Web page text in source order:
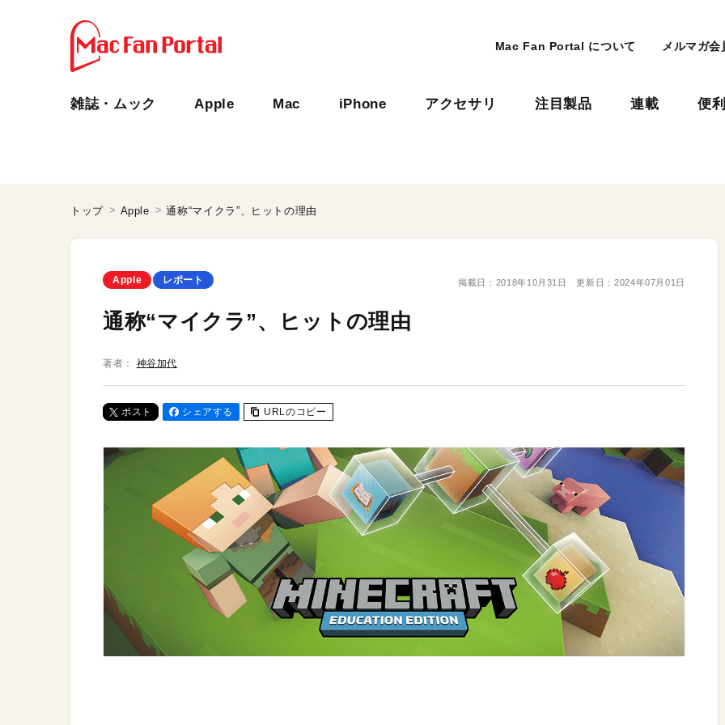
Mac Fan Portal について メルマガ会
雑誌・ムック Apple Mac iPhone アクセサリ 注目製品 連載 便
トップ Apple 通称“マイクラ”、ヒットの理由
Apple レポート 掲載日： 2018年10月31日 更新日： 2024年07月01日
通称“マイクラ”、ヒットの理由
著者： 神谷加代
ポスト シェアする URLのコピー